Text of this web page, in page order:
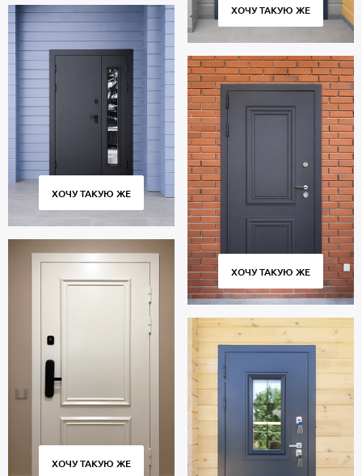
изготовления, точное соответствие размеров и качественные
петли обеспечивают плотное прилегание полотна к коробу без
провисания и щелей.
Цена указана за базовый размер 2000х800 мм. Гарантия 5 лет.
Позвоните в отдел продаж или оставьте заявку на сайте, чтобы
купить дверь по индивидуальным размерам. Бесплатный вызов
замерщика. Быстрое изготовление. Аккуратная доставка по
Москве и МО, установка «под ключ».
ХОЧУ ТАКУЮ ЖЕ
ХОЧУ ТАКУЮ ЖЕ
ХОЧУ ТАКУЮ ЖЕ
ХОЧУ ТАКУЮ ЖЕ